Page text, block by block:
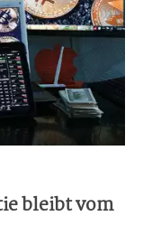
bleibt vom